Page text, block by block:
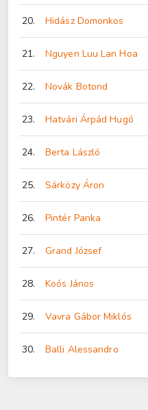
20. Hidász Domonkos
21. Nguyen Luu Lan Hoa
22. Novák Botond
23. Hatvári Árpád Hugó
24. Berta László
25. Sárközy Áron
26. Pintér Panka
27. Grand József
28. Koós János
29. Vavra Gábor Miklós
30. Balli Alessandro